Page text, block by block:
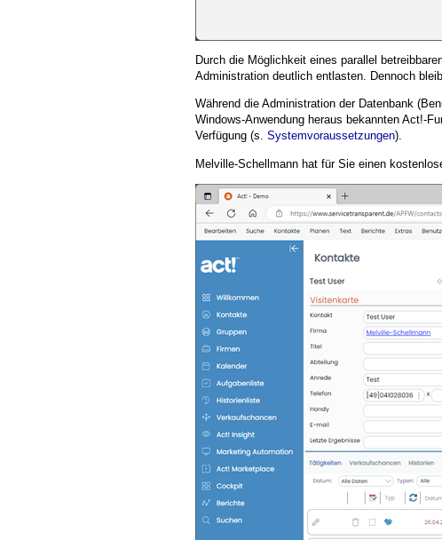
Durch die Möglichkeit eines parallel
Administration deutlich entlasten. Dennoch
Während die Administration der Datenbank
Windows-Anwendung heraus bekannten Act!-
Verfügung (s. Systemvoraussetzungen).
Melville-Schellmann hat für Sie einen